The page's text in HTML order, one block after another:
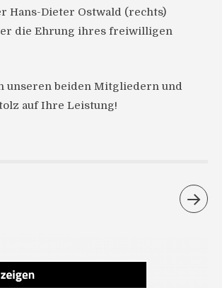
Hans-Dieter Ostwald (rechts)
die Ehrung ihres freiwilligen
unseren beiden Mitgliedern und
auf Ihre Leistung!